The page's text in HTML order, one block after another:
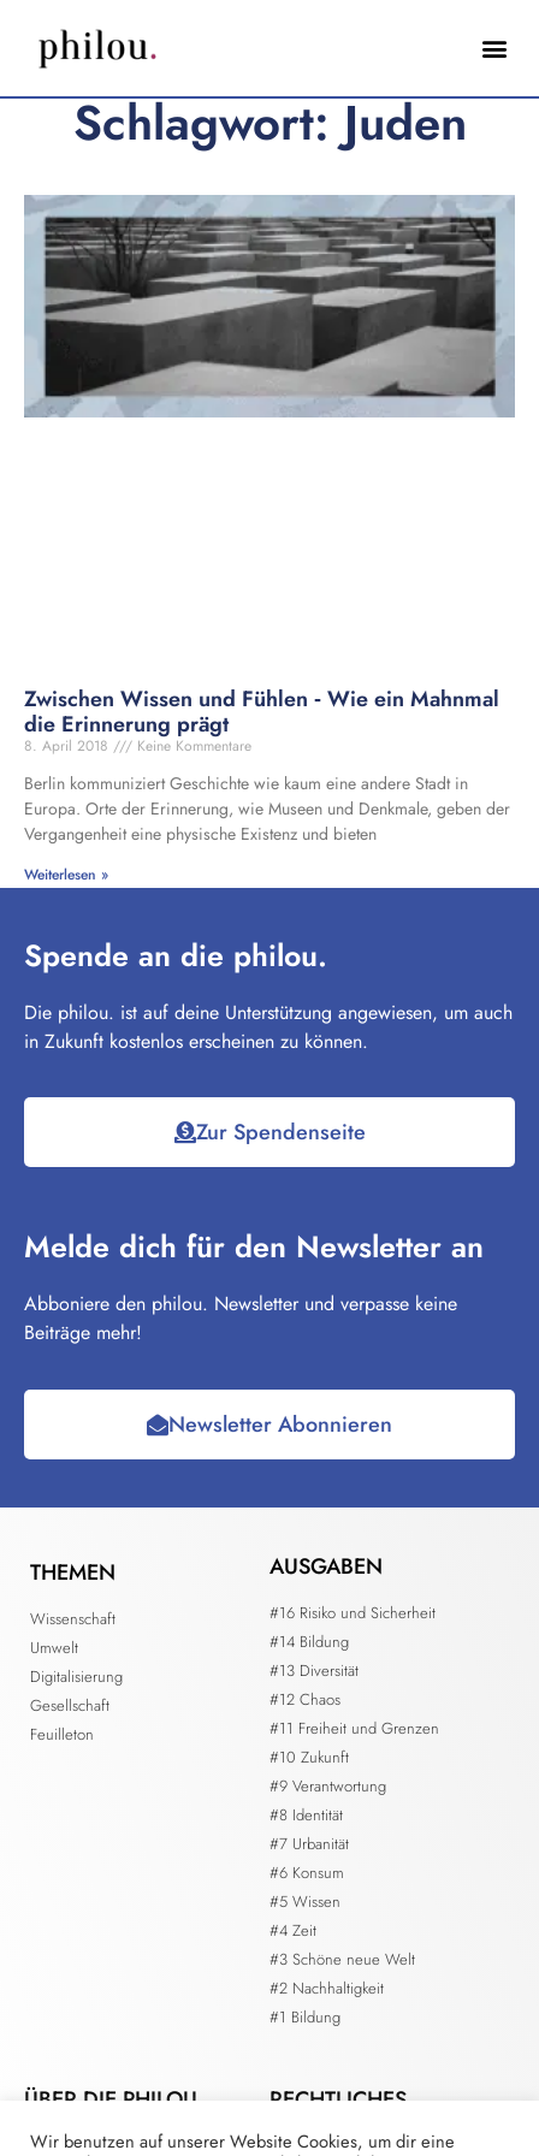
Schlagwort: Juden
Zwischen Wissen und Fühlen ‑ Wie ein Mahnmal
die Erinnerung prägt
8. April 2018 Keine Kommentare
Berlin kommuniziert Geschichte wie kaum eine andere Stadt in
Europa. Orte der Erinnerung, wie Museen und Denkmale, geben der
Vergangenheit eine physische Existenz und bieten
Weiterlesen »
Spende an die philou.
Die philou. ist auf deine Unterstützung angewiesen, um auch
in Zukunft kostenlos erscheinen zu können.
Zur Spendenseite
Melde dich für den Newsletter an
Abboniere den philou. Newsletter und verpasse keine
Beiträge mehr!
Newsletter Abonnieren
THEMEN
Wissenschaft
Umwelt
Digitalisierung
Gesellschaft
Feuilleton
AUSGABEN
#16 Risiko und Sicherheit
#14 Bildung
#13 Diversität
#12 Chaos
#11 Freiheit und Grenzen
#10 Zukunft
#9 Verantwortung
#8 Identität
#7 Urbanität
#6 Konsum
#5 Wissen
#4 Zeit
#3 Schöne neue Welt
#2 Nachhaltigkeit
#1 Bildung
ÜBER DIE PHILOU.
Kontakt
RECHTLICHES
Impressum
Wir benutzen auf unserer Website Cookies, um dir eine